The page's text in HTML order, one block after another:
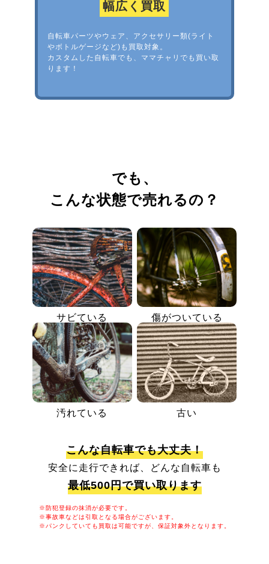
幅広く買取
自転車パーツやウェア、アクセサリー類(ライト
やボトルゲージなど)も買取対象。
カスタムした自転車でも、ママチャリでも買い取
ります！
でも、
こんな状態で売れるの？
サビている 傷がついている
汚れている 古い
こんな自転車でも大丈夫！
安全に走行できれば、どんな自転車も
最低500円で買い取ります
※防犯登録の抹消が必要です。
※事故車などは引取となる場合がございます。
※パンクしていても買取は可能ですが、保証対象外となります。